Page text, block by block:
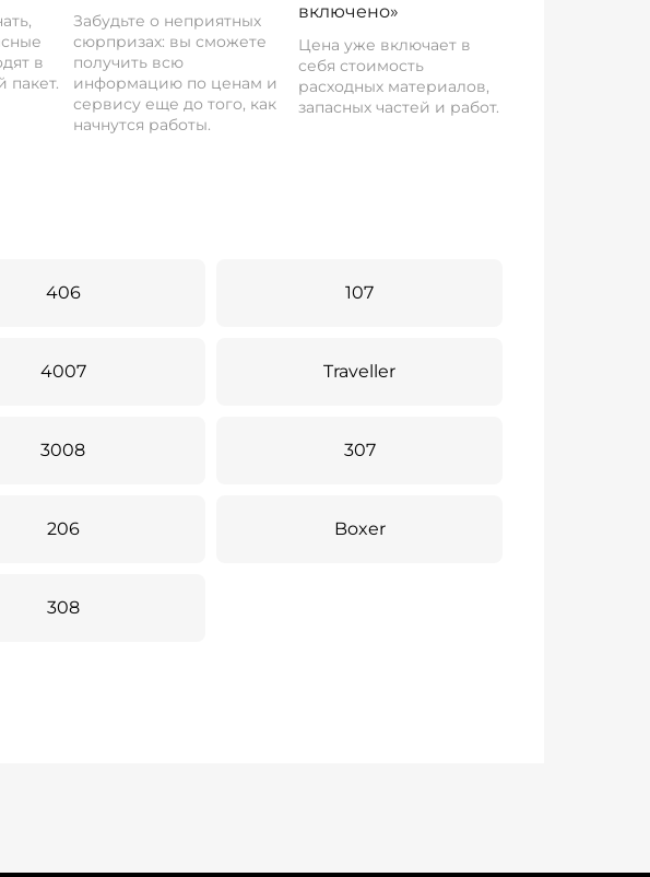
в
пакет.
Забудьте о неприятных
сюрпризах: вы сможете
получить всю
информацию по ценам и
сервису еще до того, как
начнутся работы.
включено»
Цена уже включает в
себя стоимость
расходных материалов,
запасных частей и работ.
406 107
4007 Traveller
3008 307
206 Boxer
308